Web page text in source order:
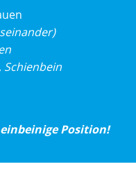
Schienbein
Position!